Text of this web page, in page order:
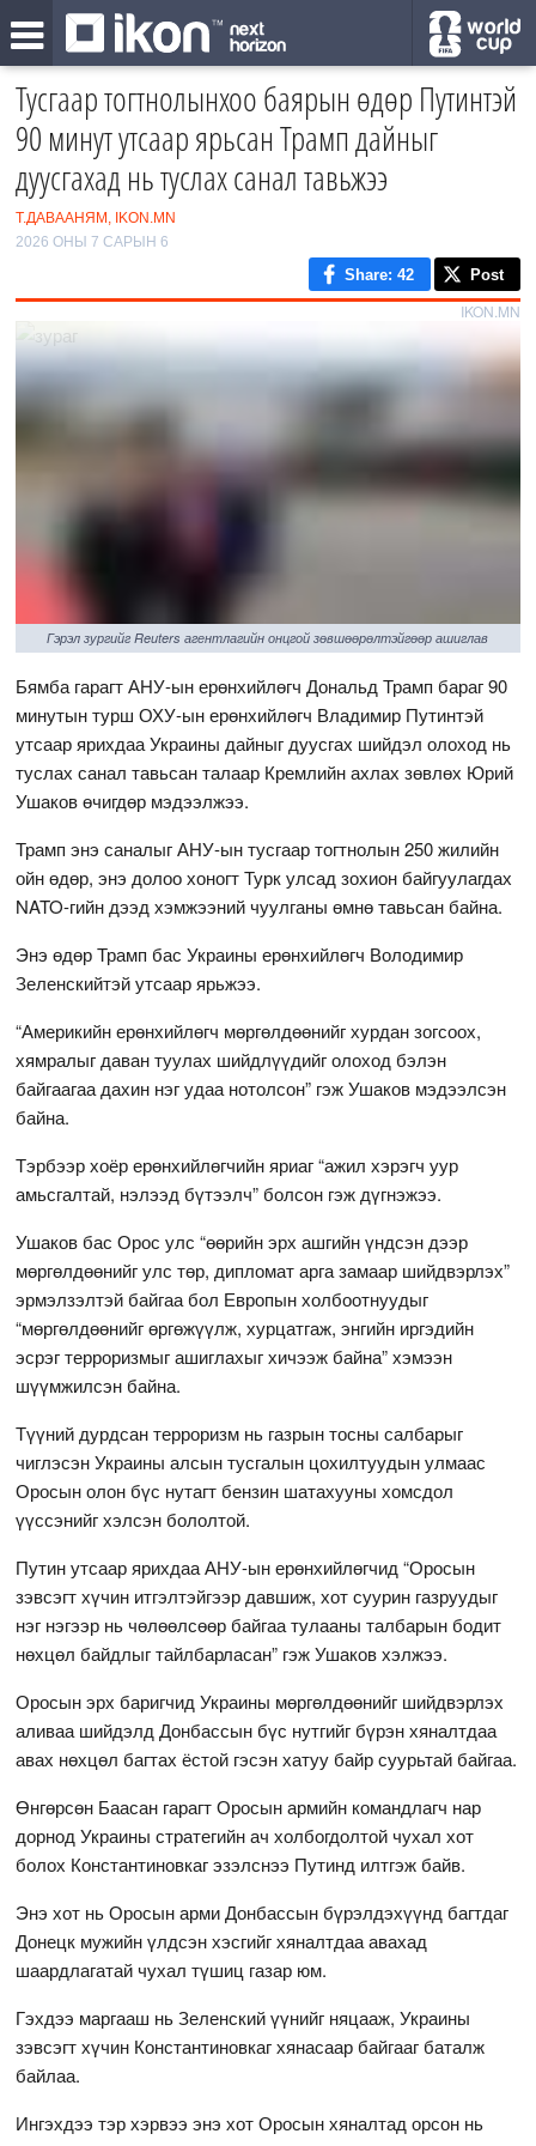
Тусгаар тогтнолынхоо баярын өдөр Путинтэй
90 минут утсаар ярьсан Трамп дайныг
дуусгахад нь туслах санал тавьжээ
Т.ДАВААНЯМ, IKON.MN
2026 ОНЫ 7 САРЫН 6
Share: 42 Post
IKON.MN
Гэрэл зургийг Reuters агентлагийн онцгой зөвшөөрөлтэйгөөр ашиглав
Бямба гарагт АНУ-ын ерөнхийлөгч Дональд Трамп бараг 90
минутын турш ОХУ-ын ерөнхийлөгч Владимир Путинтэй
утсаар ярихдаа Украины дайныг дуусгах шийдэл олоход нь
туслах санал тавьсан талаар Кремлийн ахлах зөвлөх Юрий
Ушаков өчигдөр мэдээлжээ.
Трамп энэ саналыг АНУ-ын тусгаар тогтнолын 250 жилийн
ойн өдөр, энэ долоо хоногт Турк улсад зохион байгуулагдах
NATO-гийн дээд хэмжээний чуулганы өмнө тавьсан байна.
Энэ өдөр Трамп бас Украины ерөнхийлөгч Володимир
Зеленскийтэй утсаар ярьжээ.
“Америкийн ерөнхийлөгч мөргөлдөөнийг хурдан зогсоох,
хямралыг даван туулах шийдлүүдийг олоход бэлэн
байгаагаа дахин нэг удаа нотолсон” гэж Ушаков мэдээлсэн
байна.
Тэрбээр хоёр ерөнхийлөгчийн яриаг “ажил хэрэгч уур
амьсгалтай, нэлээд бүтээлч” болсон гэж дүгнэжээ.
Ушаков бас Орос улс “өөрийн эрх ашгийн үндсэн дээр
мөргөлдөөнийг улс төр, дипломат арга замаар шийдвэрлэх”
эрмэлзэлтэй байгаа бол Европын холбоотнуудыг
“мөргөлдөөнийг өргөжүүлж, хурцатгаж, энгийн иргэдийн
эсрэг терроризмыг ашиглахыг хичээж байна” хэмээн
шүүмжилсэн байна.
Түүний дурдсан терроризм нь газрын тосны салбарыг
чиглэсэн Украины алсын тусгалын цохилтуудын улмаас
Оросын олон бүс нутагт бензин шатахууны хомсдол
үүссэнийг хэлсэн бололтой.
Путин утсаар ярихдаа АНУ-ын ерөнхийлөгчид “Оросын
зэвсэгт хүчин итгэлтэйгээр давшиж, хот суурин газруудыг
нэг нэгээр нь чөлөөлсөөр байгаа тулааны талбарын бодит
нөхцөл байдлыг тайлбарласан” гэж Ушаков хэлжээ.
Оросын эрх баригчид Украины мөргөлдөөнийг шийдвэрлэх
аливаа шийдэлд Донбассын бүс нутгийг бүрэн хяналтдаа
авах нөхцөл багтах ёстой гэсэн хатуу байр суурьтай байгаа.
Өнгөрсөн Баасан гарагт Оросын армийн командлагч нар
дорнод Украины стратегийн ач холбогдолтой чухал хот
болох Константиновкаг эзэлснээ Путинд илтгэж байв.
Энэ хот нь Оросын арми Донбассын бүрэлдэхүүнд багтдаг
Донецк мужийн үлдсэн хэсгийг хяналтдаа авахад
шаардлагатай чухал түшиц газар юм.
Гэхдээ маргааш нь Зеленский үүнийг няцааж, Украины
зэвсэгт хүчин Константиновкаг хянасаар байгааг баталж
байлаа.
Ингэхдээ тэр хэрвээ энэ хот Оросын хяналтад орсон нь